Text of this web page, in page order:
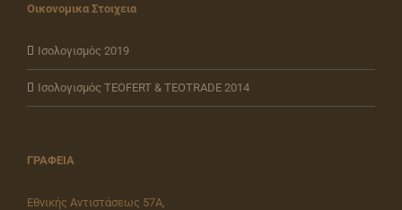
Οικονομικα Στοιχεια
Ισολογισμός 2019
Ισολογισμός ΤEOFERT & TEOTRADE 2014
ΓΡΑΦΕΙΑ
Εθνικής Αντιστάσεως 57Α,